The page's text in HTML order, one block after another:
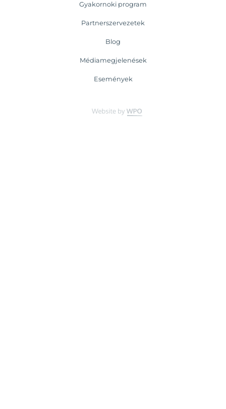
Gyakornoki program
Partnerszervezetek
Blog
Médiamegjelenések
Események